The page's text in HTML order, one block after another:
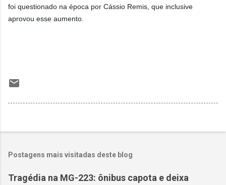
foi questionado na época por Cássio Remis, que inclusive
aprovou esse aumento.
Postagens mais visitadas deste blog
Tragédia na MG-223: ônibus capota e deixa